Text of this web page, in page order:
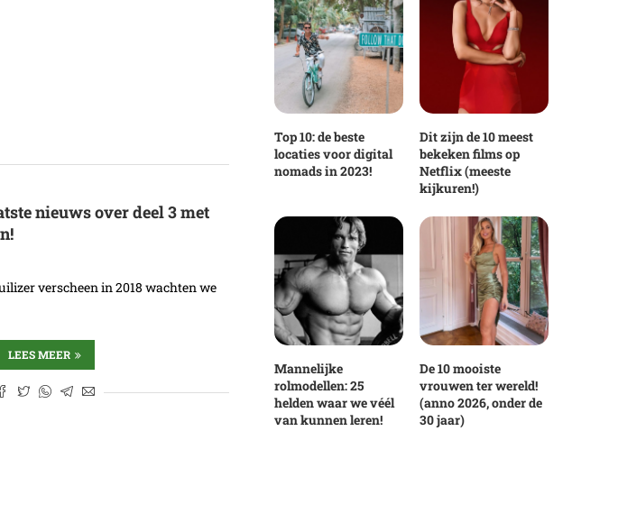
nieuws over deel 3 met
verscheen in 2018 wachten we
LEES MEER
Top 10: de beste
locaties voor digital
nomads in 2023!
Dit zijn de 10 meest
bekeken films op
Netflix (meeste
kijkuren!)
Mannelijke
rolmodellen: 25
helden waar we véél
van kunnen leren!
De 10 mooiste
vrouwen ter wereld!
(anno 2026, onder de
30 jaar)